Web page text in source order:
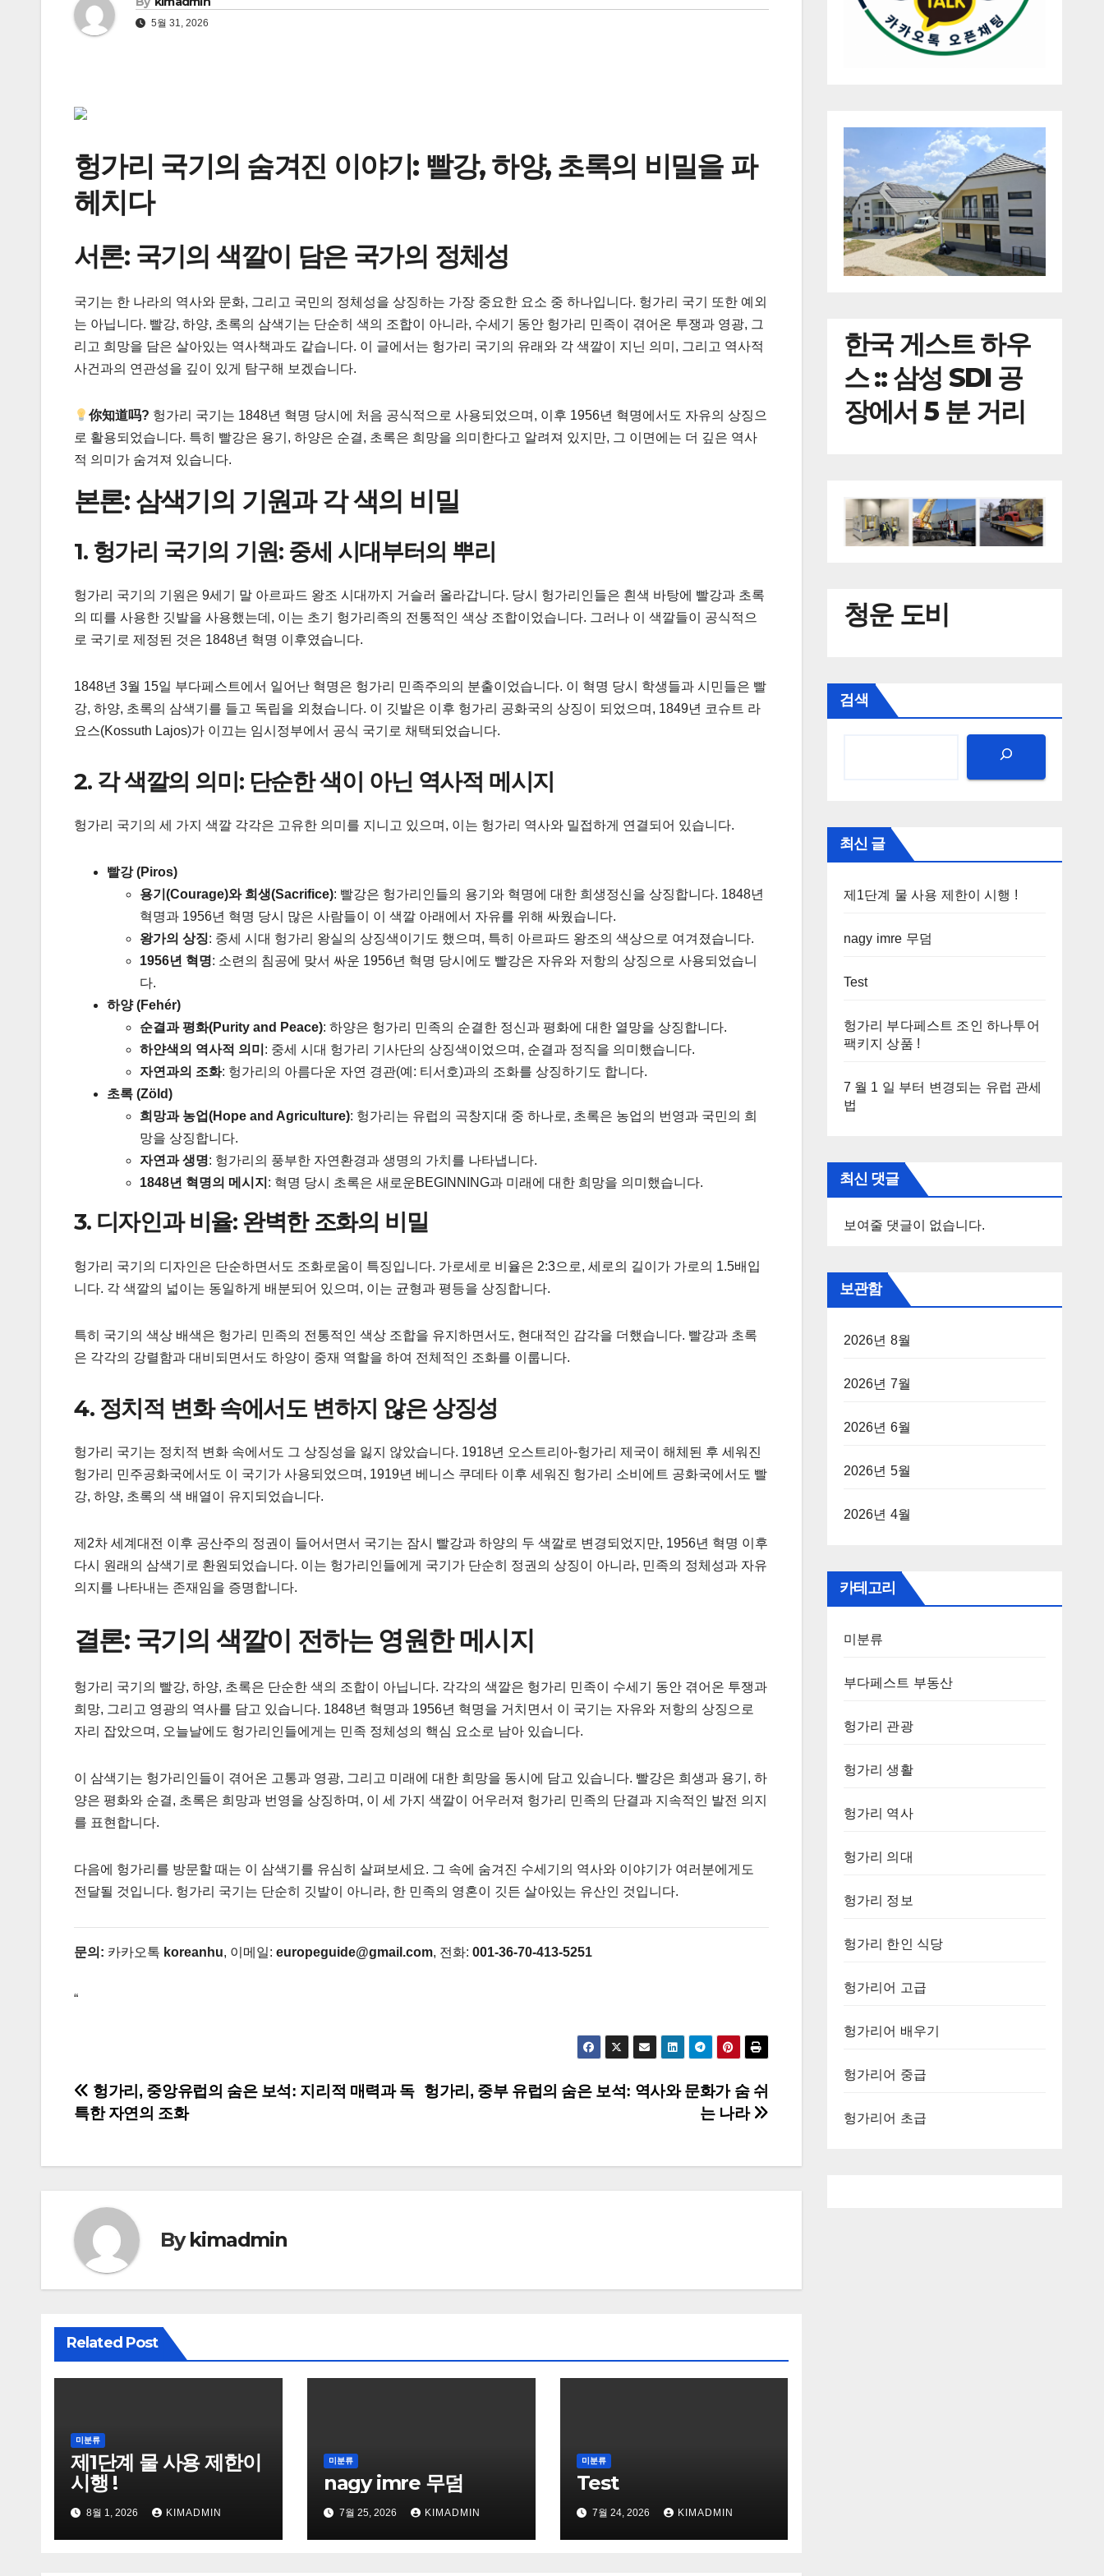
5월 31, 2026
헝가리 국기의 숨겨진 이야기: 빨강, 하양, 초록의 비밀을 파
헤치다
서론: 국기의 색깔이 담은 국가의 정체성
국기는 한 나라의 역사와 문화, 그리고 국민의 정체성을 상징하는 가장 중요한 요소 중 하나입니다. 헝가리 국기 또한 예외
는 아닙니다. 빨강, 하양, 초록의 삼색기는 단순히 색의 조합이 아니라, 수세기 동안 헝가리 민족이 겪어온 투쟁과 영광, 그
리고 희망을 담은 살아있는 역사책과도 같습니다. 이 글에서는 헝가리 국기의 유래와 각 색깔이 지닌 의미, 그리고 역사적
사건과의 연관성을 깊이 있게 탐구해 보겠습니다.
你知道吗? 헝가리 국기는 1848년 혁명 당시에 처음 공식적으로 사용되었으며, 이후 1956년 혁명에서도 자유의 상징으
로 활용되었습니다. 특히 빨강은 용기, 하양은 순결, 초록은 희망을 의미한다고 알려져 있지만, 그 이면에는 더 깊은 역사
적 의미가 숨겨져 있습니다.
본론: 삼색기의 기원과 각 색의 비밀
1. 헝가리 국기의 기원: 중세 시대부터의 뿌리
헝가리 국기의 기원은 9세기 말 아르파드 왕조 시대까지 거슬러 올라갑니다. 당시 헝가리인들은 흰색 바탕에 빨강과 초록
의 띠를 사용한 깃발을 사용했는데, 이는 초기 헝가리족의 전통적인 색상 조합이었습니다. 그러나 이 색깔들이 공식적으
로 국기로 제정된 것은 1848년 혁명 이후였습니다.
1848년 3월 15일 부다페스트에서 일어난 혁명은 헝가리 민족주의의 분출이었습니다. 이 혁명 당시 학생들과 시민들은 빨
강, 하양, 초록의 삼색기를 들고 독립을 외쳤습니다. 이 깃발은 이후 헝가리 공화국의 상징이 되었으며, 1849년 코슈트 라
요스(Kossuth Lajos)가 이끄는 임시정부에서 공식 국기로 채택되었습니다.
2. 각 색깔의 의미: 단순한 색이 아닌 역사적 메시지
헝가리 국기의 세 가지 색깔 각각은 고유한 의미를 지니고 있으며, 이는 헝가리 역사와 밀접하게 연결되어 있습니다.
빨강 (Piros)
용기(Courage)와 희생(Sacrifice): 빨강은 헝가리인들의 용기와 혁명에 대한 희생정신을 상징합니다. 1848년
혁명과 1956년 혁명 당시 많은 사람들이 이 색깔 아래에서 자유를 위해 싸웠습니다.
왕가의 상징: 중세 시대 헝가리 왕실의 상징색이기도 했으며, 특히 아르파드 왕조의 색상으로 여겨졌습니다.
1956년 혁명: 소련의 침공에 맞서 싸운 1956년 혁명 당시에도 빨강은 자유와 저항의 상징으로 사용되었습니
다.
하양 (Fehér)
순결과 평화(Purity and Peace): 하양은 헝가리 민족의 순결한 정신과 평화에 대한 열망을 상징합니다.
하얀색의 역사적 의미 : 중세 시대 헝가리 기사단의 상징색이었으며, 순결과 정직을 의미했습니다.
자연과의 조화: 헝가리의 아름다운 자연 경관(예: 티서호)과의 조화를 상징하기도 합니다.
초록 (Zöld)
희망과 농업(Hope and Agriculture): 헝가리는 유럽의 곡창지대 중 하나로, 초록은 농업의 번영과 국민의 희
망을 상징합니다.
자연과 생명: 헝가리의 풍부한 자연환경과 생명의 가치를 나타냅니다.
1848년 혁명의 메시지 : 혁명 당시 초록은 새로운BEGINNING과 미래에 대한 희망을 의미했습니다.
3. 디자인과 비율: 완벽한 조화의 비밀
헝가리 국기의 디자인은 단순하면서도 조화로움이 특징입니다. 가로세로 비율은 2:3으로, 세로의 길이가 가로의 1.5배입
니다. 각 색깔의 넓이는 동일하게 배분되어 있으며, 이는 균형과 평등을 상징합니다.
특히 국기의 색상 배색은 헝가리 민족의 전통적인 색상 조합을 유지하면서도, 현대적인 감각을 더했습니다. 빨강과 초록
은 각각의 강렬함과 대비되면서도 하양이 중재 역할을 하여 전체적인 조화를 이룹니다.
4. 정치적 변화 속에서도 변하지 않은 상징성
헝가리 국기는 정치적 변화 속에서도 그 상징성을 잃지 않았습니다. 1918년 오스트리아-헝가리 제국이 해체된 후 세워진
헝가리 민주공화국에서도 이 국기가 사용되었으며, 1919년 베니스 쿠데타 이후 세워진 헝가리 소비에트 공화국에서도 빨
강, 하양, 초록의 색 배열이 유지되었습니다.
제2차 세계대전 이후 공산주의 정권이 들어서면서 국기는 잠시 빨강과 하양의 두 색깔로 변경되었지만, 1956년 혁명 이후
다시 원래의 삼색기로 환원되었습니다. 이는 헝가리인들에게 국기가 단순히 정권의 상징이 아니라, 민족의 정체성과 자유
의지를 나타내는 존재임을 증명합니다.
결론: 국기의 색깔이 전하는 영원한 메시지
헝가리 국기의 빨강, 하양, 초록은 단순한 색의 조합이 아닙니다. 각각의 색깔은 헝가리 민족이 수세기 동안 겪어온 투쟁과
희망, 그리고 영광의 역사를 담고 있습니다. 1848년 혁명과 1956년 혁명을 거치면서 이 국기는 자유와 저항의 상징으로
자리 잡았으며, 오늘날에도 헝가리인들에게는 민족 정체성의 핵심 요소로 남아 있습니다.
이 삼색기는 헝가리인들이 겪어온 고통과 영광, 그리고 미래에 대한 희망을 동시에 담고 있습니다. 빨강은 희생과 용기, 하
양은 평화와 순결, 초록은 희망과 번영을 상징하며, 이 세 가지 색깔이 어우러져 헝가리 민족의 단결과 지속적인 발전 의지
를 표현합니다.
다음에 헝가리를 방문할 때는 이 삼색기를 유심히 살펴보세요. 그 속에 숨겨진 수세기의 역사와 이야기가 여러분에게도
전달될 것입니다. 헝가리 국기는 단순히 깃발이 아니라, 한 민족의 영혼이 깃든 살아있는 유산인 것입니다.
문의: 카카오톡 koreanhu, 이메일: europeguide@gmail.com, 전화: 001-36-70-413-5251
“
글
탐
색
헝가리, 중부 유럽의 숨은 보석: 역사와 문화가 숨 쉬
는 나라
헝가리, 중앙유럽의 숨은 보석: 지리적 매력과 독
특한 자연의 조화
Bykimadmin
Related Post
미분류
제1단계 물 사용 제한이
시행 !
8월 1, 2026 KIMADMIN
미분류
nagy imre 무덤
7월 25, 2026 KIMADMIN
미분류
Test
7월 24, 2026 KIMADMIN
한국 게스트 하우
스 :: 삼성 SDI 공
장에서 5 분 거리
청운 도비
검색
최신 글
제1단계 물 사용 제한이 시행 !
nagy imre 무덤
Test
헝가리 부다페스트 조인 하나투어
팩키지 상품 !
7 월 1 일 부터 변경되는 유럽 관세
법
최신 댓글
보여줄 댓글이 없습니다.
보관함
2026년 8월
2026년 7월
2026년 6월
2026년 5월
2026년 4월
카테고리
미분류
부다페스트 부동산
헝가리 관광
헝가리 생활
헝가리 역사
헝가리 의대
헝가리 정보
헝가리 한인 식당
헝가리어 고급
헝가리어 배우기
헝가리어 중급
헝가리어 초급